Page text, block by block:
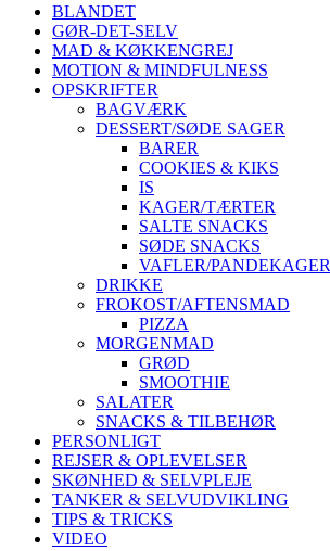
BLANDET
GØR-DET-SELV
MAD & KØKKENGREJ
MOTION & MINDFULNESS
OPSKRIFTER
BAGVÆRK
DESSERT/SØDE SAGER
BARER
COOKIES & KIKS
IS
KAGER/TÆRTER
SALTE SNACKS
SØDE SNACKS
VAFLER/PANDEKAGER
DRIKKE
FROKOST/AFTENSMAD
PIZZA
MORGENMAD
GRØD
SMOOTHIE
SALATER
SNACKS & TILBEHØR
PERSONLIGT
REJSER & OPLEVELSER
SKØNHED & SELVPLEJE
TANKER & SELVUDVIKLING
TIPS & TRICKS
VIDEO